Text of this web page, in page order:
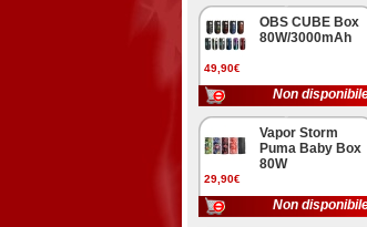
49,90€
OBS CUBE Box
80W/3000mAh
Non
29,90€
Vapor Storm
Puma Baby Box
80W
Non